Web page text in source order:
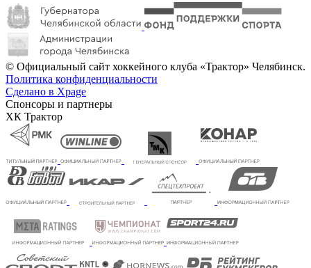
© Официальный сайт хоккейного клуба «Трактор» Челябинск.
Политика конфиденциальности
Сделано в Xpage
Спонсоры и партнеры
ХК Трактор